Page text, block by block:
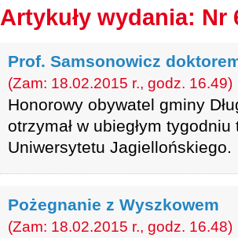
Artykuły wydania: Nr
Prof. Samsonowicz
(Zam: 18.02.2015 r., godz. 16.49)
Honorowy obywatel gminy
otrzymał w ubiegłym
Uniwersytetu Jagiellońskiego.
Pożegnanie z Wyszkowem
(Zam: 18.02.2015 r., godz. 16.48)